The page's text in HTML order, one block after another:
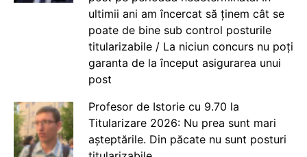
ultimii ani am încercat să ținem cât se
poate de bine sub control posturile
titularizabile / La niciun concurs nu poți
garanta de la început asigurarea unui
post
Profesor de Istorie cu 9.70 la
Titularizare 2026: Nu prea sunt mari
așteptările. Din păcate nu sunt posturi